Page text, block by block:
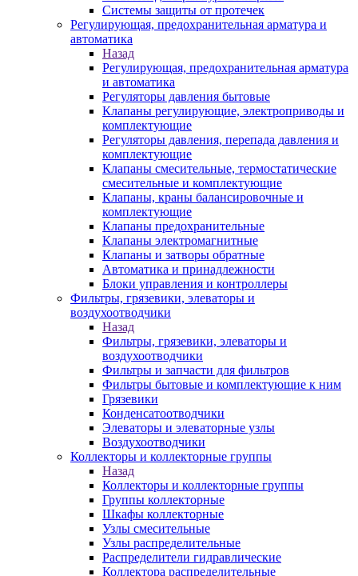
Системы защиты от протечек
Регулирующая, предохранительная арматура и
автоматика
Назад
Регулирующая, предохранительная арматура
и автоматика
Регуляторы давления бытовые
Клапаны регулирующие, электроприводы и
комплектующие
Регуляторы давления, перепада давления и
комплектующие
Клапаны смесительные, термостатические
смесительные и комплектующие
Клапаны, краны балансировочные и
комплектующие
Клапаны предохранительные
Клапаны электромагнитные
Клапаны и затворы обратные
Автоматика и принадлежности
Блоки управления и контроллеры
Фильтры, грязевики, элеваторы и
воздухоотводчики
Назад
Фильтры, грязевики, элеваторы и
воздухоотводчики
Фильтры и запчасти для фильтров
Фильтры бытовые и комплектующие к ним
Грязевики
Конденсатоотводчики
Элеваторы и элеваторные узлы
Воздухоотводчики
Коллекторы и коллекторные группы
Назад
Коллекторы и коллекторные группы
Группы коллекторные
Шкафы коллекторные
Узлы смесительные
Узлы распределительные
Распределители гидравлические
Коллектора распределительные